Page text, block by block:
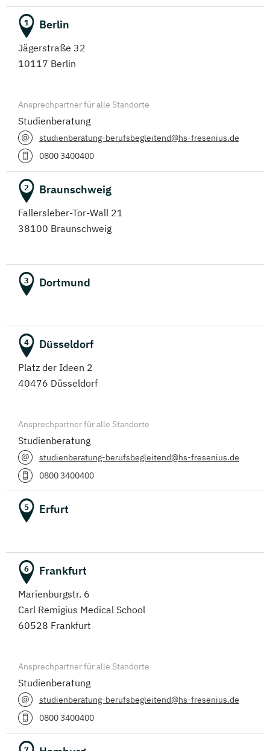
1 Berlin
Jägerstraße 32
10117 Berlin
Ansprechpartner für alle Standorte
Studienberatung
studienberatung-berufsbegleitend@hs-fresenius.de
0800 3400400
2 Braunschweig
Fallersleber-Tor-Wall 21
38100 Braunschweig
3 Dortmund
4 Düsseldorf
Platz der Ideen 2
40476 Düsseldorf
Ansprechpartner für alle Standorte
Studienberatung
studienberatung-berufsbegleitend@hs-fresenius.de
0800 3400400
5 Erfurt
6 Frankfurt
Marienburgstr. 6
Carl Remigius Medical School
60528 Frankfurt
Ansprechpartner für alle Standorte
Studienberatung
studienberatung-berufsbegleitend@hs-fresenius.de
0800 3400400